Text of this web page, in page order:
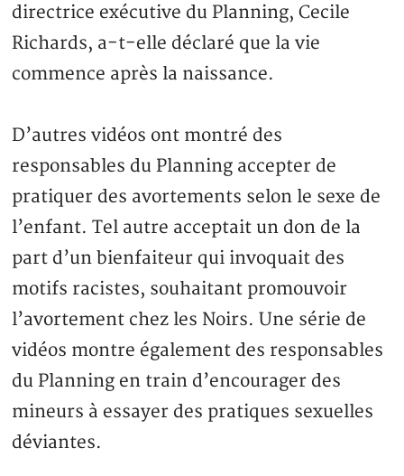
directrice exécutive du Planning, Cecile
Richards, a-t-elle déclaré que la vie
commence après la naissance.
D’autres vidéos ont montré des
responsables du Planning accepter de
pratiquer des avortements selon le sexe de
l’enfant. Tel autre acceptait un don de la
part d’un bienfaiteur qui invoquait des
motifs racistes, souhaitant promouvoir
l’avortement chez les Noirs. Une série de
vidéos montre également des responsables
du Planning en train d’encourager des
mineurs à essayer des pratiques sexuelles
déviantes.